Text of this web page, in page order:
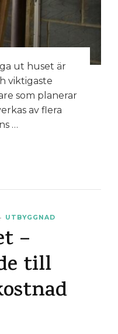
ut huset är
viktigaste
som planerar
av flera
…
UTBYGGNAD
–
till